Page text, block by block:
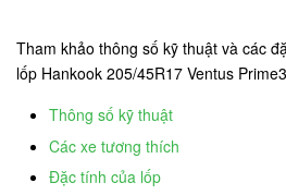
Tham khảo thông số kỹ thuật và các
lốp Hankook 205/45R17 Ventus
Thông số kỹ thuật
Các xe tương thích
Đặc tính của lốp